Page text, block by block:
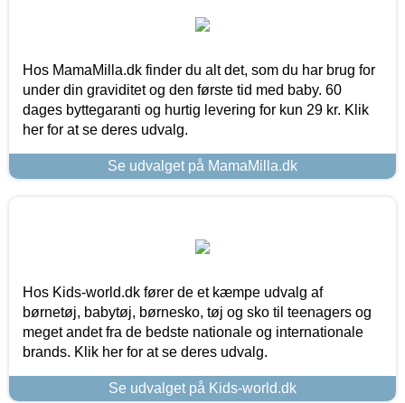
Hos MamaMilla.dk finder du alt det, som du har brug for
under din graviditet og den første tid med baby. 60
dages byttegaranti og hurtig levering for kun 29 kr. Klik
her for at se deres udvalg.
Se udvalget på MamaMilla.dk
Hos Kids-world.dk fører de et kæmpe udvalg af
børnetøj, babytøj, børnesko, tøj og sko til teenagers og
meget andet fra de bedste nationale og internationale
brands. Klik her for at se deres udvalg.
Se udvalget på Kids-world.dk